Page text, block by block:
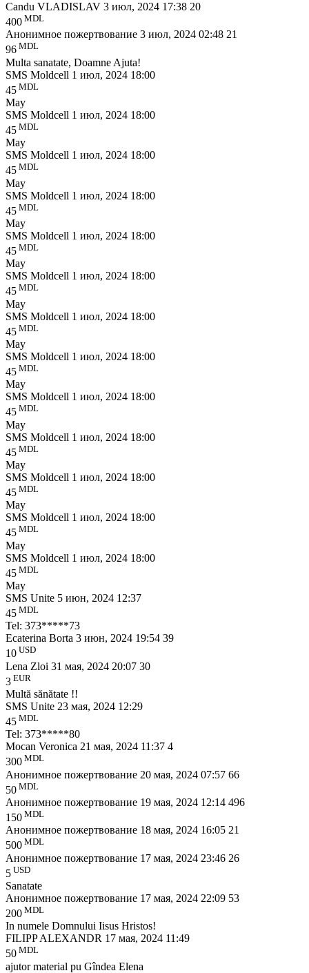
Candu VLADISLAV 3 июл, 2024 17:38 20
400 MDL
Анонимное пожертвование 3 июл, 2024 02:48 21
96 MDL
Multa sanatate, Doamne Ajuta!
SMS Moldcell 1 июл, 2024 18:00
45 MDL
May
SMS Moldcell 1 июл, 2024 18:00
45 MDL
May
SMS Moldcell 1 июл, 2024 18:00
45 MDL
May
SMS Moldcell 1 июл, 2024 18:00
45 MDL
May
SMS Moldcell 1 июл, 2024 18:00
45 MDL
May
SMS Moldcell 1 июл, 2024 18:00
45 MDL
May
SMS Moldcell 1 июл, 2024 18:00
45 MDL
May
SMS Moldcell 1 июл, 2024 18:00
45 MDL
May
SMS Moldcell 1 июл, 2024 18:00
45 MDL
May
SMS Moldcell 1 июл, 2024 18:00
45 MDL
May
SMS Moldcell 1 июл, 2024 18:00
45 MDL
May
SMS Moldcell 1 июл, 2024 18:00
45 MDL
May
SMS Moldcell 1 июл, 2024 18:00
45 MDL
May
SMS Unite 5 июн, 2024 12:37
45 MDL
Tel: 373*****73
Ecaterina Borta 3 июн, 2024 19:54 39
10 USD
Lena Zloi 31 мая, 2024 20:07 30
3 EUR
Multă sănătate !!
SMS Unite 23 мая, 2024 12:29
45 MDL
Tel: 373*****80
Mocan Veronica 21 мая, 2024 11:37 4
300 MDL
Анонимное пожертвование 20 мая, 2024 07:57 66
50 MDL
Анонимное пожертвование 19 мая, 2024 12:14 496
150 MDL
Анонимное пожертвование 18 мая, 2024 16:05 21
500 MDL
Анонимное пожертвование 17 мая, 2024 23:46 26
5 USD
Sanatate
Анонимное пожертвование 17 мая, 2024 22:09 53
200 MDL
In numele Domnului Iisus Hristos!
FILIPP ALEXANDR 17 мая, 2024 11:49
50 MDL
ajutor material pu Gîndea Elena